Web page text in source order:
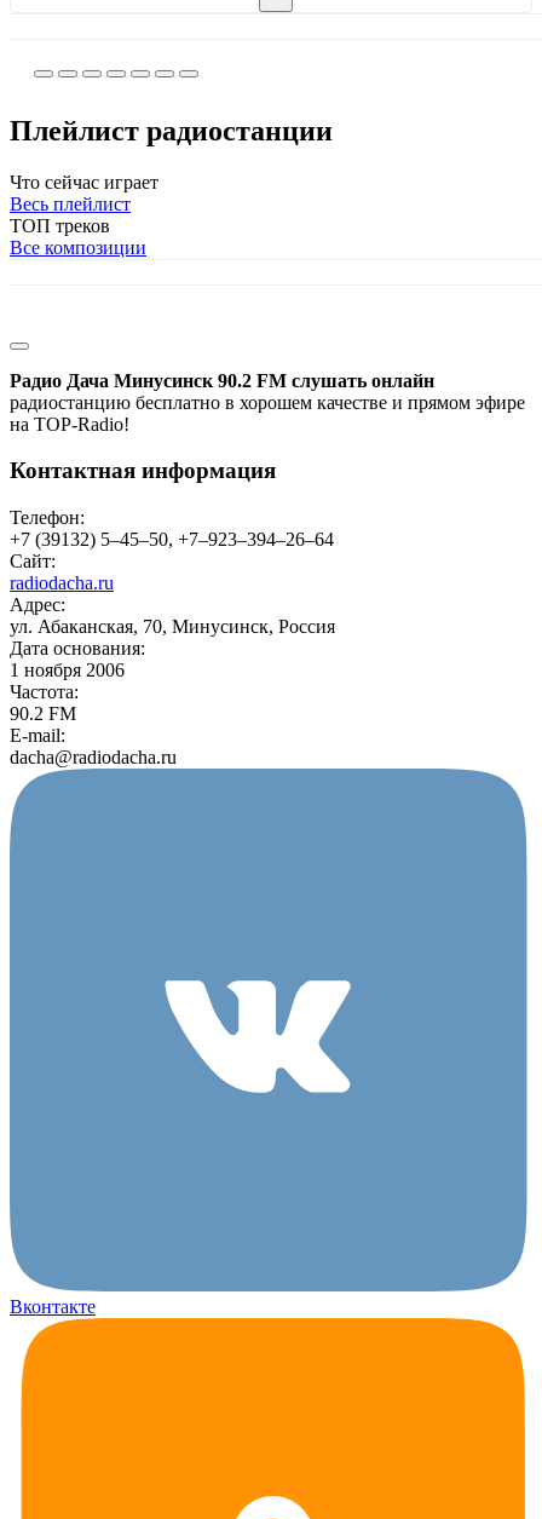
Плейлист радиостанции
Что сейчас играет
Весь плейлист
ТОП треков
Все композиции
Радио Дача Минусинск 90.2 FM слушать онлайн
радиостанцию бесплатно в хорошем качестве и прямом эфире
на TOP-Radio!
Контактная информация
Телефон:
+7 (39132) 5–45–50, +7–923–394–26–64
Сайт:
radiodacha.ru
Адрес:
ул. Абаканская, 70, Минусинск, Россия
Дата основания:
1 ноября 2006
Частота:
90.2 FM
E-mail:
dacha@radiodacha.ru
Вконтакте